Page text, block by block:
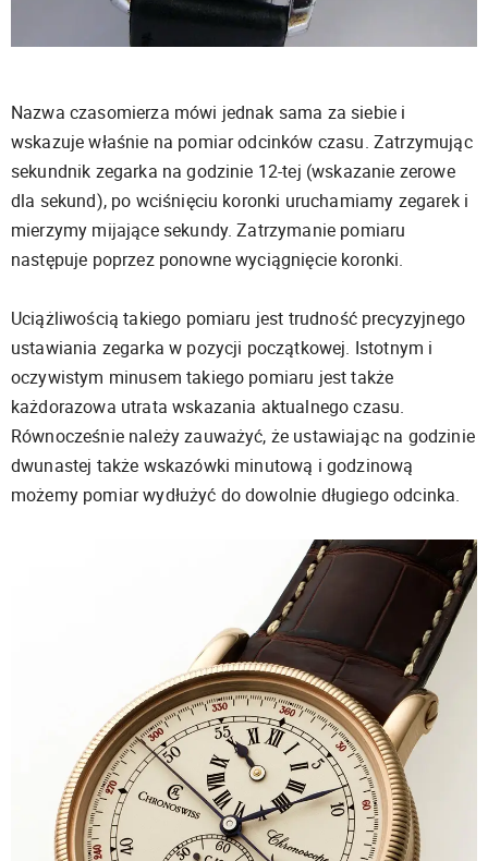
Nazwa czasomierza mówi jednak sama za siebie i
wskazuje właśnie na pomiar odcinków czasu. Zatrzymując
sekundnik zegarka na godzinie 12-tej (wskazanie zerowe
dla sekund), po wciśnięciu koronki uruchamiamy zegarek i
mierzymy mijające sekundy. Zatrzymanie pomiaru
następuje poprzez ponowne wyciągnięcie koronki.
Uciążliwością takiego pomiaru jest trudność precyzyjnego
ustawiania zegarka w pozycji początkowej. Istotnym i
oczywistym minusem takiego pomiaru jest także
każdorazowa utrata wskazania aktualnego czasu.
Równocześnie należy zauważyć, że ustawiając na godzinie
dwunastej także wskazówki minutową i godzinową
możemy pomiar wydłużyć do dowolnie długiego odcinka.